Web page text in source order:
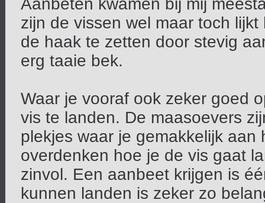
Aanbeten kwamen bij mij
zijn de vissen wel maar toch
de haak te zetten door stevig
erg taaie bek.
Waar je vooraf ook zeker goed
vis te landen. De maasoevers
plekjes waar je gemakkelijk
overdenken hoe je de vis gaat
zinvol. Een aanbeet krijgen is
kunnen landen is zeker zo